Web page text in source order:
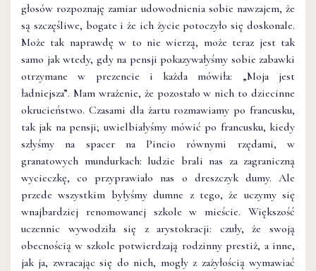
głosów rozpoznaję zamiar udowodnienia sobie nawzajem, że
są szczęśliwe, bogate i że ich życie potoczyło się doskonale.
Może tak naprawdę w to nie wierzą, może teraz jest tak
samo jak wtedy, gdy na pensji pokazywałyśmy sobie zabawki
otrzymane w prezencie i każda mówiła: „Moja jest
ładniejsza”. Mam wrażenie, że pozostało w nich to dziecinne
okrucieństwo. Czasami dla żartu rozmawiamy po francusku,
tak jak na pensji; uwielbiałyśmy mówić po francusku, kiedy
szłyśmy na spacer na Pincio równymi rzędami, w
granatowych mundurkach: ludzie brali nas za zagraniczną
wycieczkę, co przyprawiało nas o dreszczyk dumy. Ale
przede wszystkim byłyśmy dumne z tego, że uczymy się
wnajbardziej renomowanej szkole w mieście. Większość
uczennic wywodziła się z arystokracji: czuły, że swoją
obecnością w szkole potwierdzają rodzinny prestiż, a inne,
jak ja, zwracając się do nich, mogły z zażyłością wymawiać